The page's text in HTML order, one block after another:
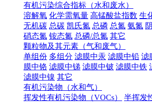
有机污染综合指标（水和废水）
溶解氧 化学需氧量 高锰酸盐指数 生
无机碳 总碳 凯氏氮 总磷 总氮 氨氮
硝态氮 铵态氮 总磷/总氮 其它
颗粒物及其元素（气和废气）
单组份 多组分 滤膜中汞 滤膜中铅 滤
膜中铬 滤膜中锑 滤膜中铍 滤膜中铁
滤膜中镍 其它
有机污染物（水和气）
挥发性有机污染物（VOCs）
半挥发